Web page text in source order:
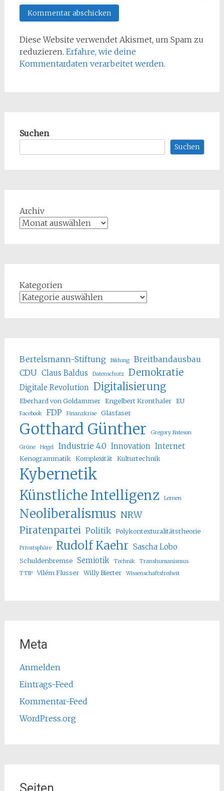
Diese Website verwendet Akismet, um Spam zu
reduzieren. Erfahre, wie deine
Kommentardaten verarbeitet werden.
Suchen
Suchen
Archiv
Kategorien
Bertelsmann-Stiftung Bildung
Breitbandausbau
CDU Claus Baldus Datenschutz Demokratie
Digitale Revolution Digitalisierung
Eberhard von Goldammer Engelbert Kronthaler EU
Facebook FDP Finanzkrise Glasfaser
Gotthard Günther Gregory Bateson
Grüne Hegel Industrie 4.0 Innovation Internet
Kenogrammatik Komplexität Kulturtechnik
Kybernetik
Künstliche Intelligenz Lernen
Neoliberalismus NRW
Piratenpartei Politik Polykontexturalitätstheorie
Privatsphäre Rudolf Kaehr Sascha Lobo
Schuldenbremse Semiotik Technik
Transhumanismus
TTIP
Vilém Flusser Willy Bierter Wissenschaftsfreiheit
Meta
Anmelden
Eintrags-Feed
Kommentar-Feed
WordPress.org
Seiten